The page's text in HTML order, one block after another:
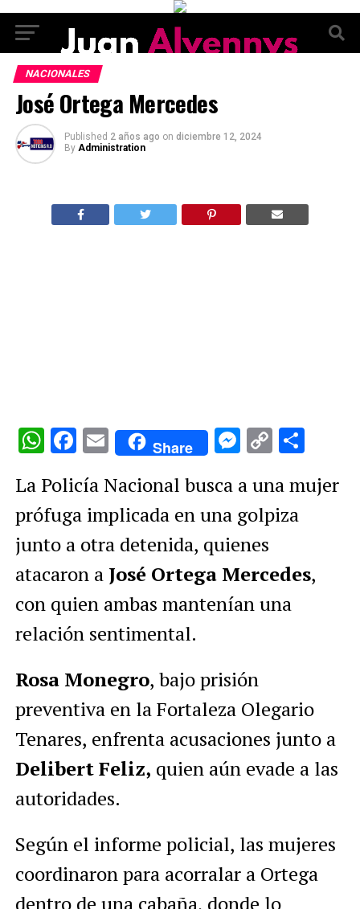
NACIONALES
José Ortega Mercedes
Published 2 años ago on diciembre 12, 2024
By Administration
WhatsApp
Facebook
EmailShare
Copy
La Policía Nacional busca a una mujer
prófuga implicada en una golpiza
junto a otra detenida, quienes
atacaron a José Ortega Mercedes,
con quien ambas mantenían una
relación sentimental.
Rosa Monegro, bajo prisión
preventiva en la Fortaleza Olegario
Tenares, enfrenta acusaciones junto a
Delibert Feliz, quien aún evade a las
autoridades.
Según el informe policial, las mujeres
coordinaron para acorralar a Ortega
dentro de una cabaña, donde lo